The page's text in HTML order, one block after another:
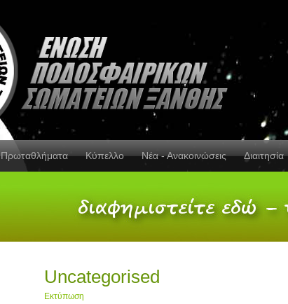
Πρωταθλήματα Κύπελλο Νέα - Ανακοινώσεις Διαιτησία
Uncategorised
Εκτύπωση